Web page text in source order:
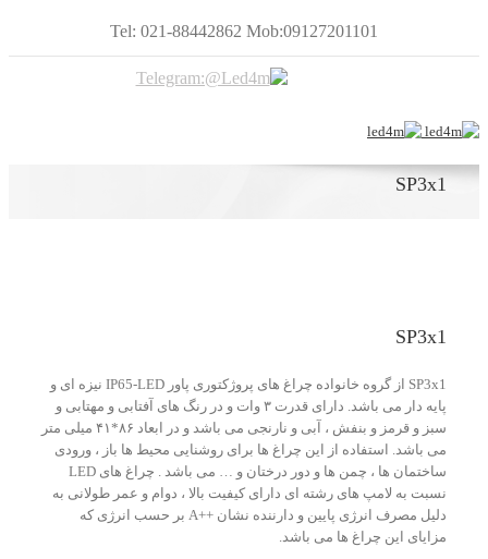
Tel: 021-88442862 Mob:09127201101
SP3x1
SP3x1
SP3x1 از گروه خانواده چراغ های پروژکتوری پاور IP65-LED نیزه ای و
پایه دار می باشد. دارای قدرت ۳ وات و در رنگ های آفتابی و مهتابی و
سبز و قرمز و بنفش ، آبی و نارنجی می باشد و در ابعاد ۸۶*۴۱ میلی متر
می باشد. استفاده از این چراغ ها برای روشنایی محیط ها باز ، ورودی
ساختمان ها ، چمن ها و دور درختان و … می باشد . چراغ های LED
نسبت به لامپ های رشته ای دارای کیفیت بالا ، دوام و عمر طولانی به
دلیل مصرف انرژی پایین و دارننده نشان ++A بر حسب انرژی که
مزایای این چراغ ها می باشد.